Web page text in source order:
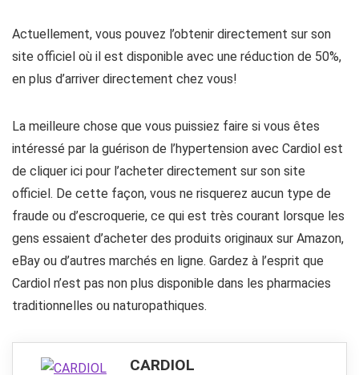
Actuellement, vous pouvez l’obtenir directement sur son
site officiel où il est disponible avec une réduction de 50%,
en plus d’arriver directement chez vous!
La meilleure chose que vous puissiez faire si vous êtes
intéressé par la guérison de l’hypertension avec Cardiol est
de cliquer ici pour l’acheter directement sur son site
officiel. De cette façon, vous ne risquerez aucun type de
fraude ou d’escroquerie, ce qui est très courant lorsque les
gens essaient d’acheter des produits originaux sur Amazon,
eBay ou d’autres marchés en ligne. Gardez à l’esprit que
Cardiol n’est pas non plus disponible dans les pharmacies
traditionnelles ou naturopathiques.
CARDIOL